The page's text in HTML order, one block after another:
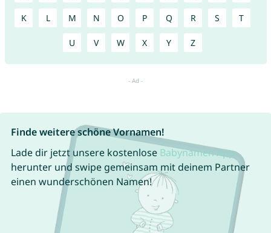
K L M N O P Q R S T
U V W X Y Z
Finde weitere schöne Vornamen!
Lade dir jetzt unsere kostenlose Babynamen App
herunter und swipe gemeinsam mit deinem Partner
einen wunderschönen Namen!